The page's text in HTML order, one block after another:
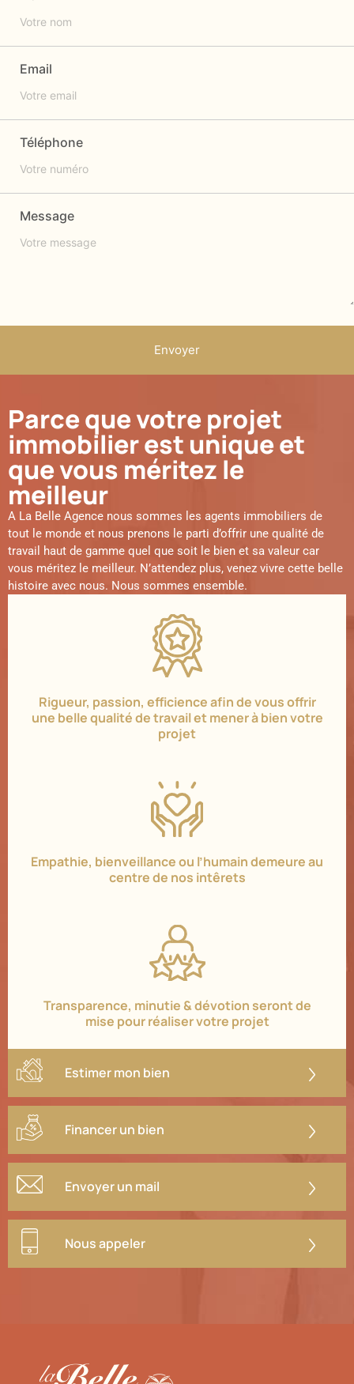
Email
Téléphone
Message
Envoyer
Parce que votre projet
immobilier est unique et
que vous méritez le
meilleur
A La Belle Agence nous sommes les agents immobiliers de
tout le monde et nous prenons le parti d’offrir une qualité de
travail haut de gamme quel que soit le bien et sa valeur car
vous méritez le meilleur. N’attendez plus, venez vivre cette belle
histoire avec nous. Nous sommes ensemble.
Rigueur, passion, efficience afin de vous offrir
une belle qualité de travail et mener à bien votre
projet
Empathie, bienveillance ou l’humain demeure au
centre de nos intêrets
Transparence, minutie & dévotion seront de
mise pour réaliser votre projet
Estimer mon bien
Financer un bien
Envoyer un mail
Nous appeler